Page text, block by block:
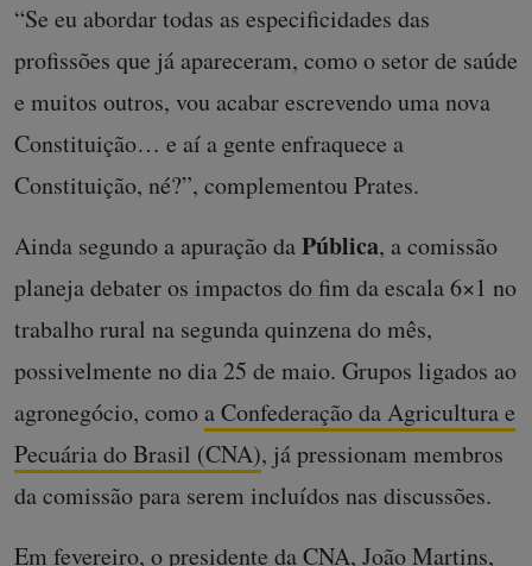
“Se eu abordar todas as especificidades das
profissões que já apareceram, como o setor de saúde
e muitos outros, vou acabar escrevendo uma nova
Constituição… e aí a gente enfraquece a
Constituição, né?”, complementou Prates.
Ainda segundo a apuração daPública, a comissão
planeja debater os impactos do fim da escala 6×1 no
trabalho rural na segunda quinzena do mês,
possivelmente no dia 25 de maio. Grupos ligados ao
agronegócio, como a Confederação da Agricultura e
Pecuária do Brasil (CNA), já pressionam membros
da comissão para serem incluídos nas discussões.
Em fevereiro, o presidente da CNA, João Martins,